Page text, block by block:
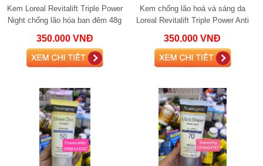
Kem Loreal Revitalift Triple Power
Night chống lão hóa ban đêm 48g
350.000 VNĐ
Kem chống lão hoá và sáng da
Loreal Revitalift Triple Power Anti
350.000 VNĐ